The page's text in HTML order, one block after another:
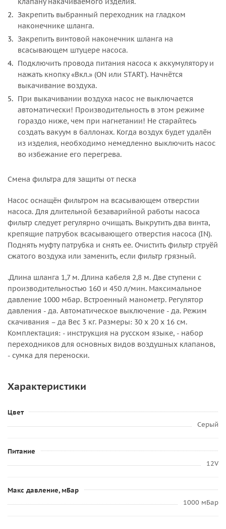
Закрепить выбранный переходник на гладком
наконечнике шланга.
Закрепить винтовой наконечник шланга на
всасывающем штуцере насоса.
Подключить провода питания насоса к аккумулятору и
нажать кнопку «Вкл.» (ON или START). Начнётся
выкачивание воздуха.
При выкачивании воздуха насос не выключается
автоматически! Производительность в этом режиме
гораздо ниже, чем при нагнетании! Не старайтесь
создать вакуум в баллонах. Когда воздух будет удалён
из изделия, необходимо немедленно выключить насос
во избежание его перегрева.
Смена фильтра для защиты от песка
Насос оснащён фильтром на всасывающем отверстии
насоса. Для длительной безаварийной работы насоса
фильтр следует регулярно очищать. Выкрутить два винта,
крепящие патрубок всасывающего отверстия насоса (IN).
Поднять муфту патрубка и снять ее. Очистить фильтр струёй
сжатого воздуха или заменить, если фильтр грязный.
.Длина шланга 1,7 м. Длина кабеля 2,8 м. Две ступени с
производительностью 160 и 450 л/мин. Максимальное
давление 1000 мбар. Встроенный манометр. Регулятор
давления - да. Автоматическое выключение - да. Режим
скачивания – да Вес 3 кг. Размеры: 30 х 20 х 16 см.
Комплектация: - инструкция на русском языке, - набор
переходников для основных видов воздушных клапанов,
- сумка для переноски.
Характеристики
Цвет
Серый
Питание
12V
Макс давление, мБар
1000 мБар